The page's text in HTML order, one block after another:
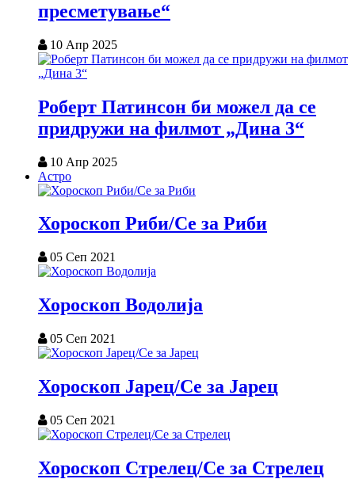
пресметување“
10 Апр 2025
Роберт Патинсон би можел да се
придружи на филмот „Дина 3“
10 Апр 2025
Астро
Хороскоп Риби/Се за Риби
05 Сеп 2021
Хороскоп Водолија
05 Сеп 2021
Хороскоп Јарец/Се за Јарец
05 Сеп 2021
Хороскоп Стрелец/Се за Стрелец